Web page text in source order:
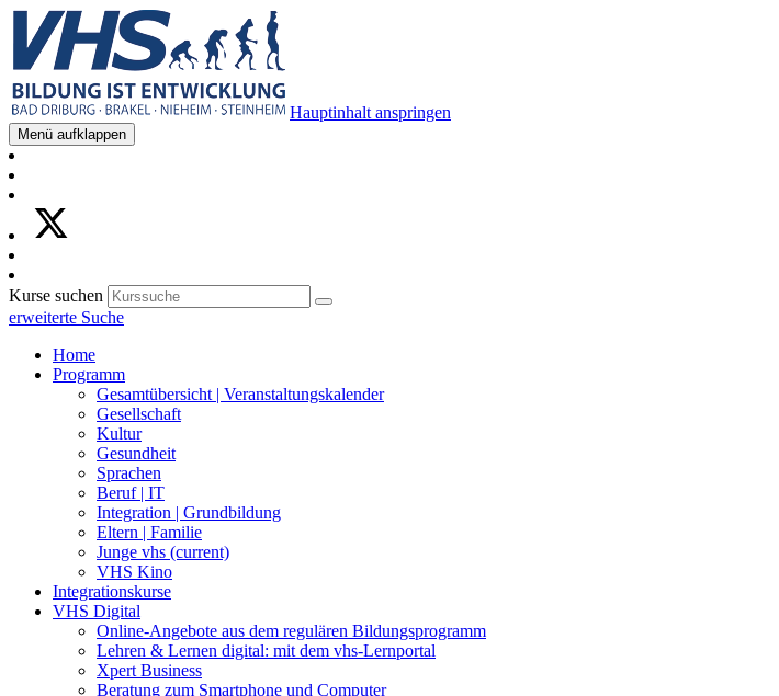
Hauptinhalt anspringen
Menü aufklappen
Kurse suchen
erweiterte Suche
Home
Programm
Gesamtübersicht | Veranstaltungskalender
Gesellschaft
Kultur
Gesundheit
Sprachen
Beruf | IT
Integration | Grundbildung
Eltern | Familie
Junge vhs (current)
VHS Kino
Integrationskurse
VHS Digital
Online-Angebote aus dem regulären Bildungsprogramm
Lehren & Lernen digital: mit dem vhs-Lernportal
Xpert Business
Beratung zum Smartphone und Computer